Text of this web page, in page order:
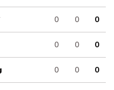
0 0 0
0 0 0
0 0 0